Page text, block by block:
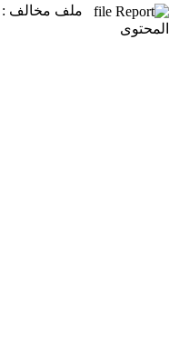
ملف مخالف :
المحتوى